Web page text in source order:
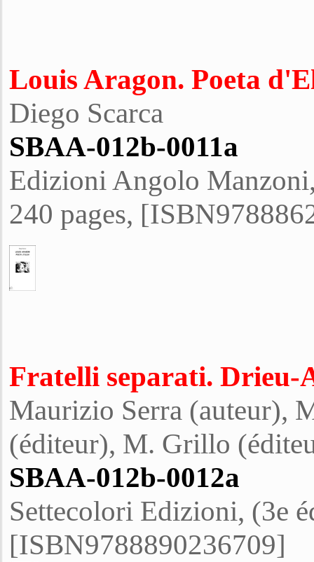
Louis Aragon. Poeta
Diego Scarca
SBAA-012b-0011a
Edizioni Angolo
240 pages,
Fratelli separati.
Maurizio Serra (auteur),
(éditeur), M. Grillo
SBAA-012b-0012a
Settecolori Edizioni, (3e
[ISBN9788890236709]